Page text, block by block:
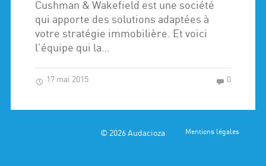
Cushman & Wakefield est une société
qui apporte des solutions adaptées à
votre stratégie immobilière. Et voici
l’équipe qui la…
17 mai 2015 0
© 2026Audacioza Mentions légales